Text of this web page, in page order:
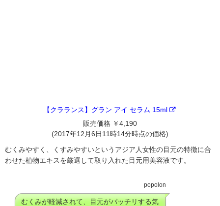
【クラランス】グラン アイ セラム 15ml
販売価格 ￥4,190
(2017年12月6日11時14分時点の価格)
むくみやすく、くすみやすいというアジア人女性の目元の特徴に合
わせた植物エキスを厳選して取り入れた目元用美容液です。
popolon
むくみが軽減されて、目元がパッチリする気